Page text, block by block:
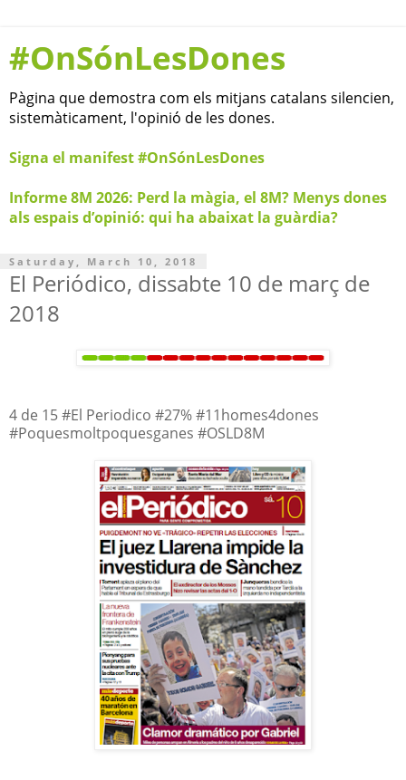
#OnSónLesDones
Pàgina que demostra com els mitjans catalans silencien,
sistemàticament, l'opinió de les dones.
Signa el manifest #OnSónLesDones
Informe 8M 2026: Perd la màgia, el 8M? Menys dones
als espais d’opinió: qui ha abaixat la guàrdia?
Saturday, March 10, 2018
El Periódico, dissabte 10 de març de
2018
4 de 15 #El Periodico #27% #11homes4dones
#Poquesmoltpoquesganes #OSLD8M